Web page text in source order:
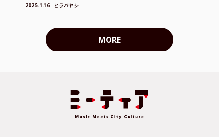
2025.1.16 ヒラバヤシ
MORE